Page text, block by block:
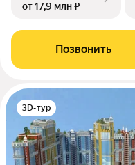
от 17,9 млн ₽
Позвонить
3D-тур